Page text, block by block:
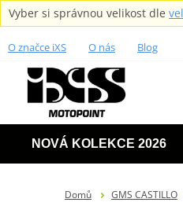
Vyber si správnou velikost dle
O značce iXS O nás Blog
NOVÁ KOLEKCE 2026
Domů GMS CASTILLO